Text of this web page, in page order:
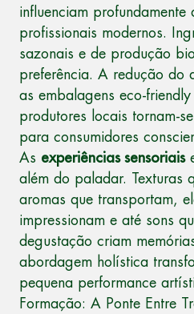
influenciam profundamente
profissionais modernos.
sazonais e de produção
preferência. A redução do
as embalagens eco-
produtores locais tornam-
para consumidores
As experiências sensoriais
além do paladar. Texturas
aromas que transportam,
impressionam e até sons
degustação criam
abordagem holística
pequena performance
Formação: A Ponte Entre